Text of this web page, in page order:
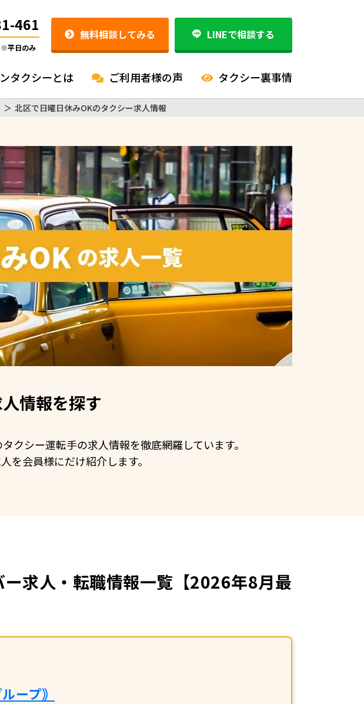
461
※平日のみ
無料相談してみる LINEで相談する
タクシーとは ご利用者様の声 タクシー裏事情
＞ 北区で日曜日休みOKのタクシー求人情報
情報を探す
クシー運転手の求人情報を徹底網羅しています。
を会員様にだけ紹介します。
求人・転職情報一覧【2026年8月最
ープ｠